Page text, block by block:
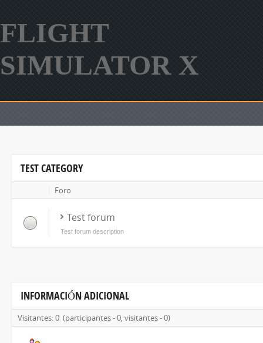
FLIGHT
SIMULATOR X
TEST CATEGORY
Foro
Test forum
Test forum description
INFORMACIÓN ADICIONAL
Visitantes:0 (participantes -0, visitantes -0)